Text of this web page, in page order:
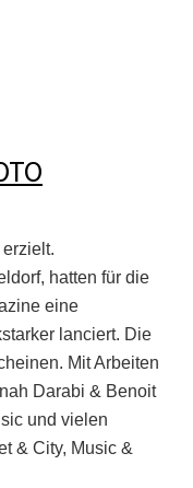
hatten für die
eine
lanciert. Die
Mit Arbeiten
Darabi & Benoit
und vielen
& City, Music &